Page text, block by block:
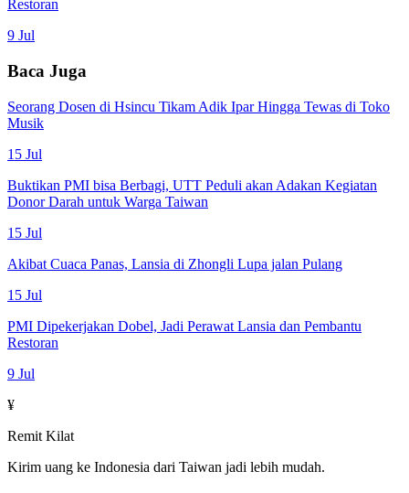
Restoran
9 Jul
Baca Juga
Seorang Dosen di Hsincu Tikam Adik Ipar Hingga Tewas di Toko
Musik
15 Jul
Buktikan PMI bisa Berbagi, UTT Peduli akan Adakan Kegiatan
Donor Darah untuk Warga Taiwan
15 Jul
Akibat Cuaca Panas, Lansia di Zhongli Lupa jalan Pulang
15 Jul
PMI Dipekerjakan Dobel, Jadi Perawat Lansia dan Pembantu
Restoran
9 Jul
¥
Remit Kilat
Kirim uang ke Indonesia dari Taiwan jadi lebih mudah.